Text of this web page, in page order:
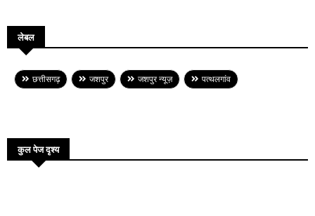
लेबल
छत्तीसगढ़ जशपुर जशपुर न्यूज़ पत्थलगांव
कुल पेज दृश्य